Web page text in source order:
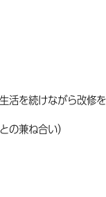
活を続けながら改修
の兼ね合い）